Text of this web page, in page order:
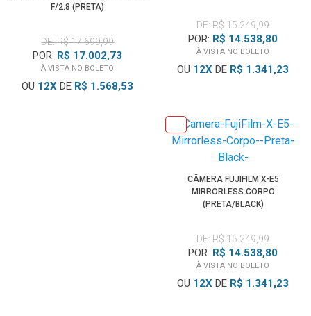
F/2.8 (PRETA)
DE: R$ 17.699,99
POR: R$ 17.002,73
À VISTA NO BOLETO
OU 12X DE R$ 1.568,53
DE: R$ 15.249,99
POR: R$ 14.538,80
À VISTA NO BOLETO
OU 12X DE R$ 1.341,23
CÂMERA FUJIFILM X-E5
MIRRORLESS CORPO
(PRETA/BLACK)
DE: R$ 15.249,99
POR: R$ 14.538,80
À VISTA NO BOLETO
OU 12X DE R$ 1.341,23